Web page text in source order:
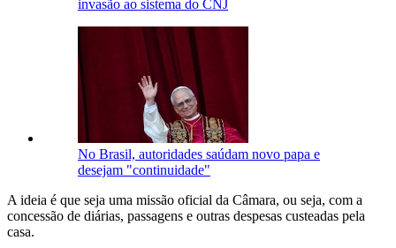
invasão ao sistema do CNJ
No Brasil, autoridades saúdam novo papa e
desejam "continuidade"
A ideia é que seja uma missão oficial da Câmara, ou seja, com a
concessão de diárias, passagens e outras despesas custeadas pela
casa.